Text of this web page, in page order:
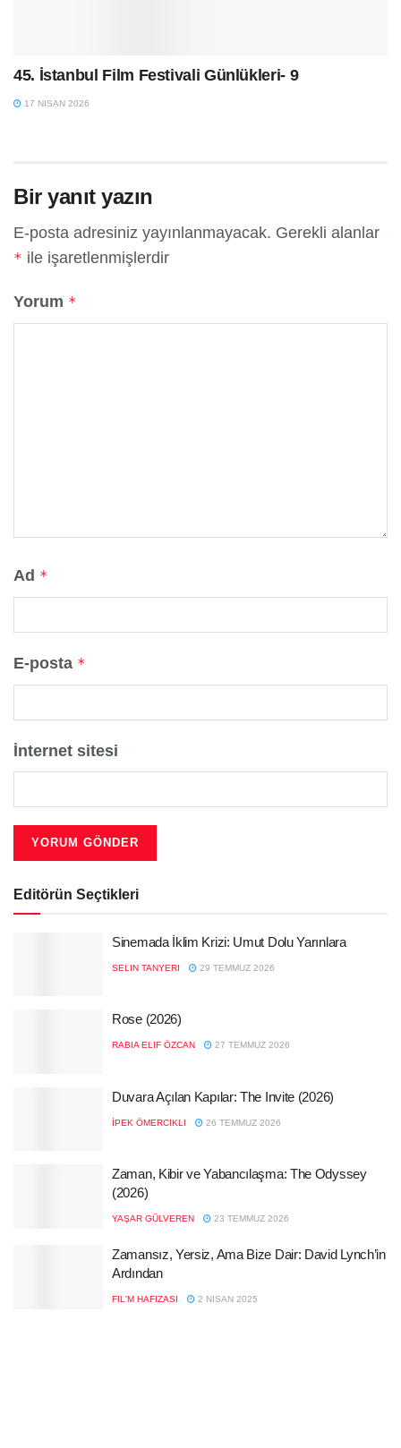
45. İstanbul Film Festivali Günlükleri- 9
17 NISAN 2026
Bir yanıt yazın
E-posta adresiniz yayınlanmayacak. Gerekli alanlar
* ile işaretlenmişlerdir
Yorum *
Ad *
E-posta *
İnternet sitesi
Editörün Seçtikleri
Sinemada İklim Krizi: Umut Dolu Yarınlara
SELIN TANYERI 29 TEMMUZ 2026
Rose (2026)
RABIA ELIF ÖZCAN 27 TEMMUZ 2026
Duvara Açılan Kapılar: The Invite (2026)
İPEK ÖMERCIKLI 26 TEMMUZ 2026
Zaman, Kibir ve Yabancılaşma: The Odyssey
(2026)
YAŞAR GÜLVEREN 23 TEMMUZ 2026
Zamansız, Yersiz, Ama Bize Dair: David Lynch’in
Ardından
FIL'M HAFIZASI 2 NISAN 2025